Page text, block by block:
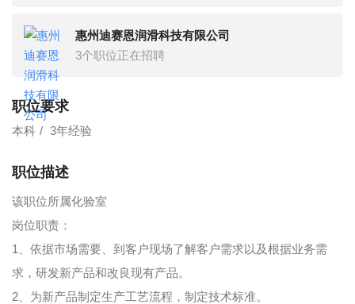
惠州迪赛恩润滑科技有限公司
3个职位正在招聘
职位要求
本科 3年经验
职位描述
该职位所属化验室
岗位职责：
1、依据市场需要、到客户现场了解客户需求以及根据业务需
求，研发新产品和改良现有产品。
2、为新产品制定生产工艺流程，制定技术标准。